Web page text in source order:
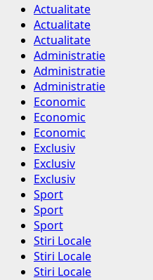
Primary
Menu
Actualitate
Actualitate
Actualitate
Administratie
Administratie
Administratie
Economic
Economic
Economic
Exclusiv
Exclusiv
Exclusiv
Sport
Sport
Sport
Stiri Locale
Stiri Locale
Stiri Locale